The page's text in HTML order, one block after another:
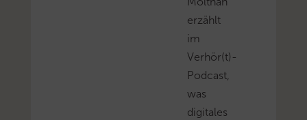
erzählt
im
Verhör(t)-
Podcast,
was
digitales